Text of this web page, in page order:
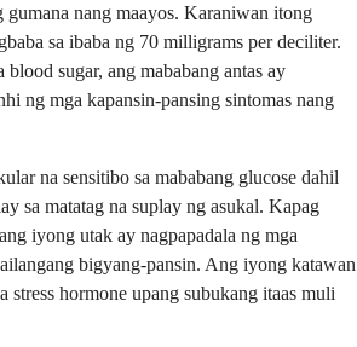
nang maayos. Karaniwan itong
sa ibaba ng 70 milligrams per deciliter.
sugar, ang mababang antas ay
ng mga kapansin-pansing sintomas nang
na sensitibo sa mababang glucose dahil
sa matatag na suplay ng asukal. Kapag
iyong utak ay nagpapadala ng mga
bigyang-pansin. Ang iyong katawan
stress hormone upang subukang itaas muli